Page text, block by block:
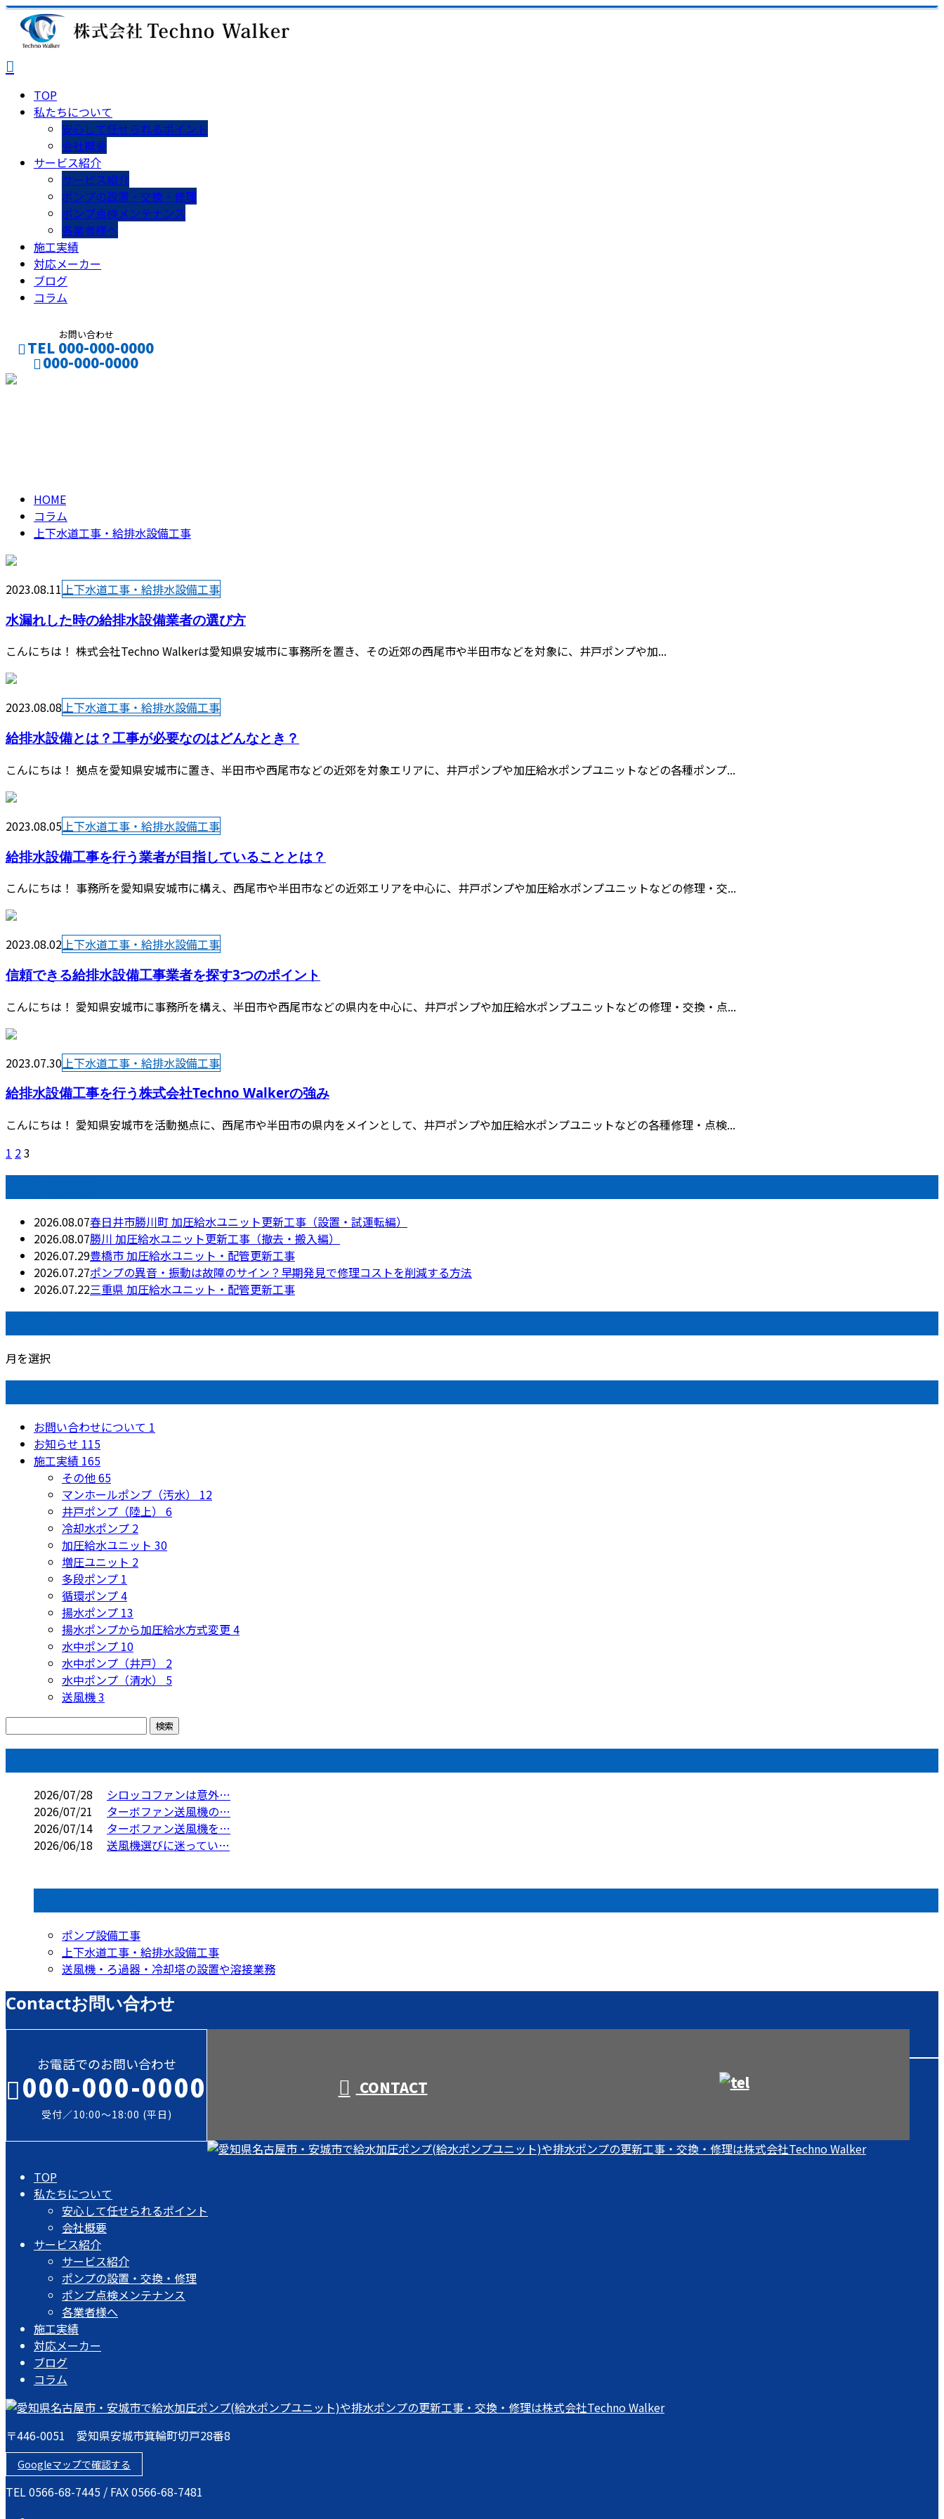
TOP
私たちについて
安心して任せられるポイント
会社概要
サービス紹介
サービス紹介
ポンプの設置・交換・修理
ポンプ点検メンテナンス
各業者様へ
施工実績
対応メーカー
ブログ
コラム
お問い合わせ
TEL 000-000-0000
000-000-0000
HOME
コラム
上下水道工事・給排水設備工事
2023.08.11上下水道工事・給排水設備工事
水漏れした時の給排水設備業者の選び方
こんにちは！ 株式会社Techno Walkerは愛知県安城市に事務所を置き、その近郊の西尾市や半田市などを対象に、井戸ポンプや加...
2023.08.08上下水道工事・給排水設備工事
給排水設備とは？工事が必要なのはどんなとき？
こんにちは！ 拠点を愛知県安城市に置き、半田市や西尾市などの近郊を対象エリアに、井戸ポンプや加圧給水ポンプユニットなどの各種ポンプ...
2023.08.05上下水道工事・給排水設備工事
給排水設備工事を行う業者が目指していることとは？
こんにちは！ 事務所を愛知県安城市に構え、西尾市や半田市などの近郊エリアを中心に、井戸ポンプや加圧給水ポンプユニットなどの修理・交...
2023.08.02上下水道工事・給排水設備工事
信頼できる給排水設備工事業者を探す3つのポイント
こんにちは！ 愛知県安城市に事務所を構え、半田市や西尾市などの県内を中心に、井戸ポンプや加圧給水ポンプユニットなどの修理・交換・点...
2023.07.30 上下水道工事・給排水設備工事
給排水設備工事を行う株式会社Techno Walkerの強み
こんにちは！ 愛知県安城市を活動拠点に、西尾市や半田市の県内をメインとして、井戸ポンプや加圧給水ポンプユニットなどの各種修理・点検...
1 23
2026.08.07春日井市勝川町 加圧給水ユニット更新工事（設置・試運転編）
2026.08.07勝川 加圧給水ユニット更新工事（撤去・搬入編）
2026.07.29豊橋市 加圧給水ユニット・配管更新工事
2026.07.27ポンプの異音・振動は故障のサイン？早期発見で修理コストを削減する方法
2026.07.22三重県 加圧給水ユニット・配管更新工事
月を選択
お問い合わせについて 1
お知らせ 115
施工実績 165
その他65
マンホールポンプ（汚水） 12
井戸ポンプ（陸上） 6
冷却水ポンプ 2
加圧給水ユニット 30
増圧ユニット 2
多段ポンプ 1
循環ポンプ4
揚水ポンプ 13
揚水ポンプから加圧給水方式変更4
水中ポンプ 10
水中ポンプ（井戸） 2
水中ポンプ（清水） 5
送風機3
2026/07/28
シロッコファンは意外…
2026/07/21
ターボファン送風機の…
2026/07/14
ターボファン送風機を…
2026/06/18
送風機選びに迷ってい…
ポンプ設備工事
上下水道工事・給排水設備工事
送風機・ろ過器・冷却塔の設置や溶接業務
Contactお問い合わせ
お電話でのお問い合わせ
000-000-0000
受付／10:00～18:00 (平日)
CONTACT
TOP
私たちについて
安心して任せられるポイント
会社概要
サービス紹介
サービス紹介
ポンプの設置・交換・修理
ポンプ点検メンテナンス
各業者様へ
施工実績
対応メーカー
ブログ
コラム
〒446-0051 愛知県安城市箕輪町切戸28番8
Googleマップで確認する
TEL 0566-68-7445 / FAX 0566-68-7481